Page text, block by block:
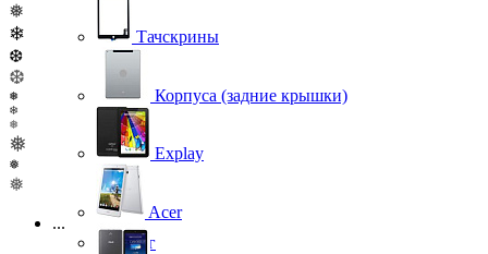
❅
❄
❆
❆
❅
❄
❅
❅
❅
❅
...
Каталог
Тачскрины
Корпуса (задние крышки)
Explay
Acer